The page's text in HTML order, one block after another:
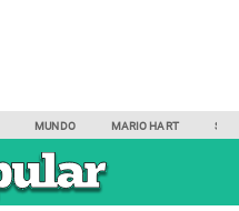
MUNDO MARIO HART